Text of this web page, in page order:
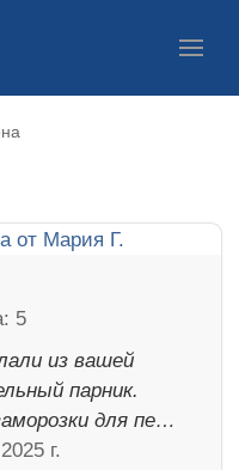
из вашей
парник.
для пе…
г.